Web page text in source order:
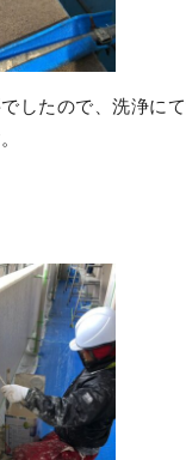
したので、洗浄に